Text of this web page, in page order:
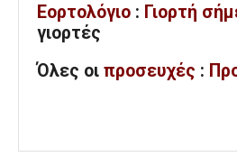
Εορτολόγιο : Γιορτή
γιορτές
Όλες οι προσευχές :